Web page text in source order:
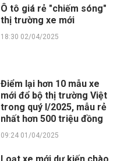
Ô tô giá rẻ "chiếm sóng"
thị trường xe mới
18:30 02/04/2025
Điểm lại hơn 10 mẫu xe
mới đổ bộ thị trường Việt
trong quý I/2025, mẫu rẻ
nhất hơn 500 triệu đồng
09:24 01/04/2025